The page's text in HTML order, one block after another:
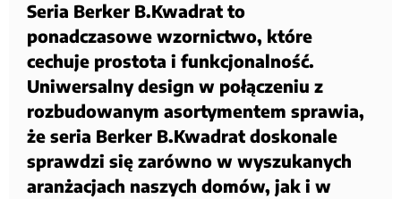
Seria Berker B.Kwadrat to
ponadczasowe wzornictwo, które
cechuje prostota i funkcjonalność.
Uniwersalny design w połączeniu z
rozbudowanym asortymentem sprawia,
że seria Berker B.Kwadrat doskonale
sprawdzi się zarówno w wyszukanych
aranżacjach naszych domów, jak i w